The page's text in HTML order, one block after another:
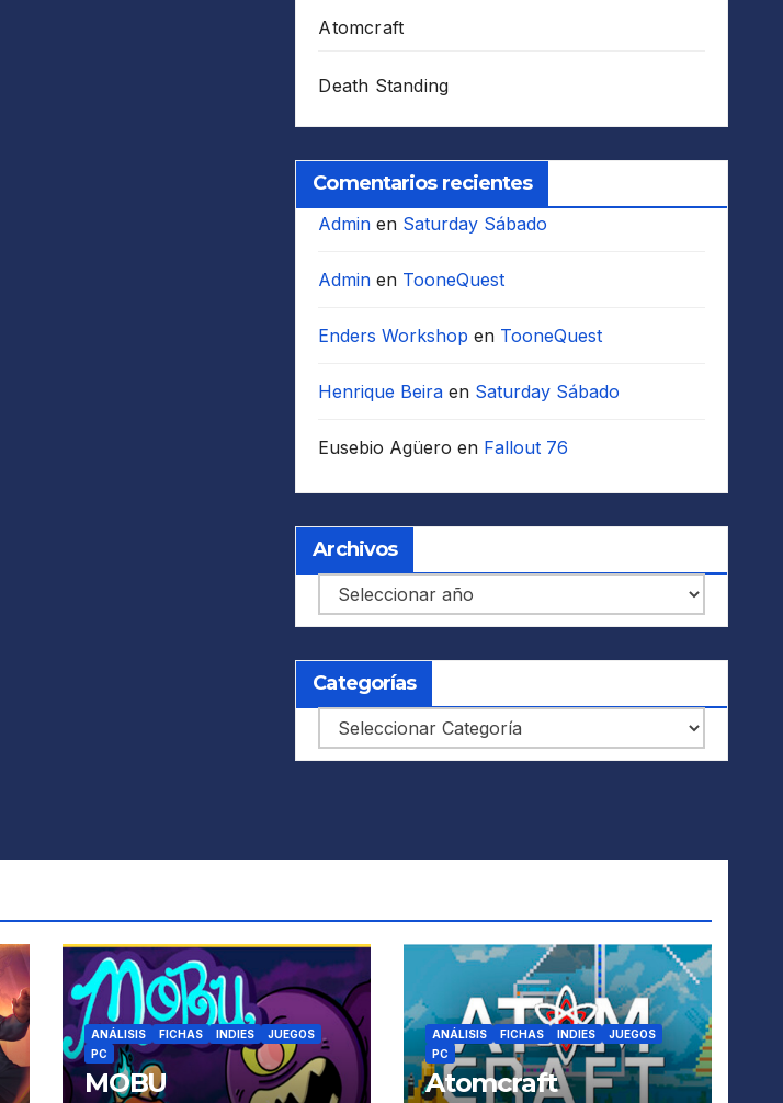
Atomcraft
Death Standing
Comentarios recientes
Admin en Saturday Sábado
Admin en TooneQuest
Enders Workshop en TooneQuest
Henrique Beira en Saturday Sábado
Eusebio Agüero en Fallout 76
Archivos
Archivos
Categorías
Categorías
ANÁLISIS FICHAS INDIES
JUEGOS
PC
MOBU
ANÁLISIS FICHAS INDIES
JUEGOS
PC
Atomcraft